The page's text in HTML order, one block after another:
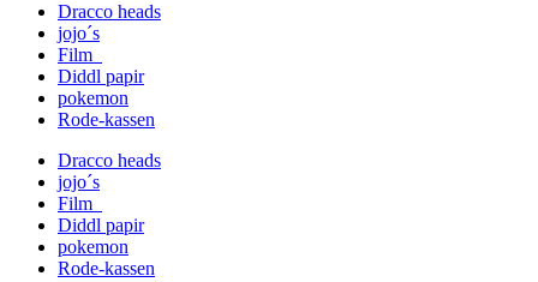
Dracco heads
jojo´s
Film
Diddl papir
pokemon
Rode-kassen
Dracco heads
jojo´s
Film
Diddl papir
pokemon
Rode-kassen